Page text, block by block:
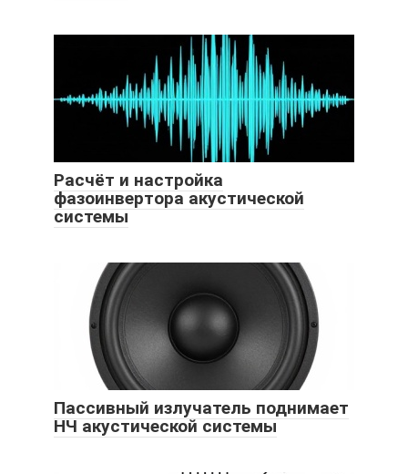
Расчёт и настройка
фазоинвертора акустической
системы
Пассивный излучатель поднимает
НЧ акустической системы